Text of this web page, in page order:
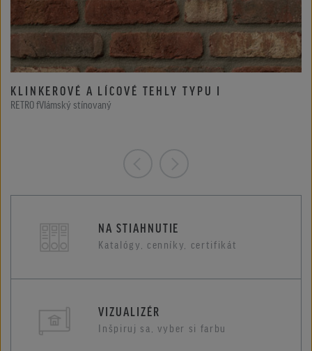
KLINKEROVÉ A LÍCOVÉ TEHLY TYPU I
RETRO fVlámský stínovaný
NA STIAHNUTIE
Katalógy, cenníky, certifikát
VIZUALIZÉR
Inšpiruj sa, vyber si farbu